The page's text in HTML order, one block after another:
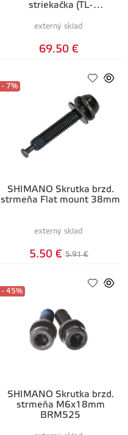
striekačka (TL-
externý sklad
69.50 €
SHIMANO Skrutka brzd.
strmeňa Flat mount 38mm
- 7%
externý sklad
5.50 € 5.91 €
SHIMANO Skrutka brzd.
strmeňa M6x18mm
BRM525
- 45%